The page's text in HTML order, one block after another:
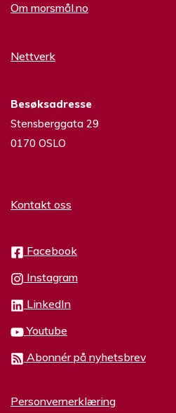
Om morsmål.no
Nettverk
Besøksadresse
Stensberggata 29
0170 OSLO
Kontakt oss
Facebook
Instagram
LinkedIn
Youtube
Abonnér på nyhetsbrev
Personvernerklæring